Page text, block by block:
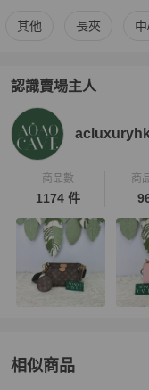
更多Louis Vuitton 女士
其他 長夾
認識賣場主人
PopChill 拍拍圈嚴選
商品數
1174 件
商
相似商品